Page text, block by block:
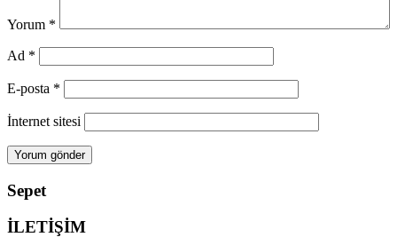
Yorum *
Ad *
E-posta *
İnternet sitesi
Sepet
İLETİŞİM